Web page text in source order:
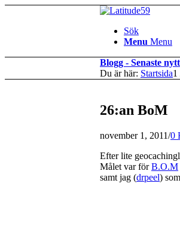
Sök
Menu Menu
Blogg - Senaste nytt
Du är här: Startsida1
26:an BoM
november 1, 2011/0
Efter lite
Målet var förB.O.M
samt jag (drpeel)